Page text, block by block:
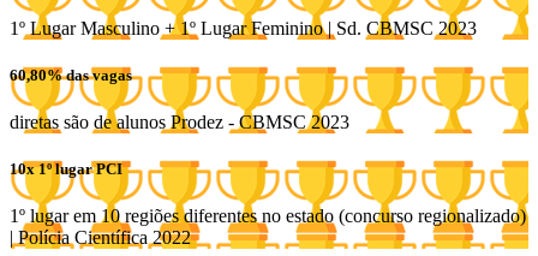
1º Lugar Masculino + 1º Lugar Feminino | Sd. CBMSC 2023
60,80% das vagas
diretas são de alunos Prodez - CBMSC 2023
10x 1º lugar PCI
1º lugar em 10 regiões diferentes no estado (concurso regionalizado)
| Polícia Científica 2022